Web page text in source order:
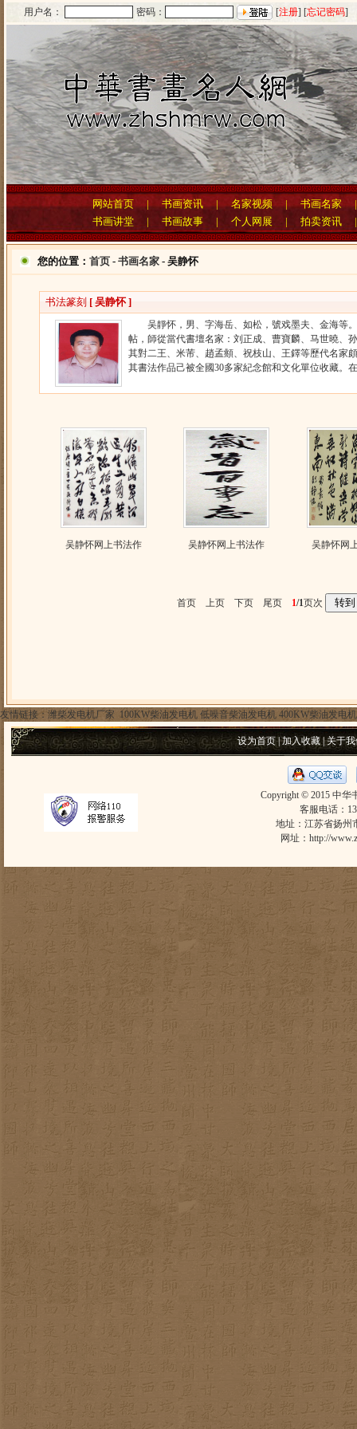
用户名： 密码： [注册] [忘记密码]
网站首页 |书画资讯 |名家视频 |书画名家
书画讲堂
| 书画故事 | 个人网展 | 拍卖资讯
您的位置： 首页 - 书画名家 - 吴静怀
书法篆刻 [ 吴静怀 ]
吴靜怀，男、字海岳、如松，號戏墨夫、金海等
帖，師從當代書壇名家：刘正成、曹寶麟、马世曉、
其對二王、米芾、趙孟頫、祝枝山、王鐸等歷代名家
其書法作品己被全國30多家紀念館和文化單位收藏。
吴静怀网上书法作 吴静怀网上书法作 吴静怀网
首页 上页 下页 尾页 1/1页次
友情链接： 潍柴发电机厂家 100KW柴油发电机 低噪音柴油发电机 400KW柴油发电机
设为首页 | 加入收藏 关于
Copyright © 2015 中华
客服电话：
地址：江苏省扬州
网址： http://